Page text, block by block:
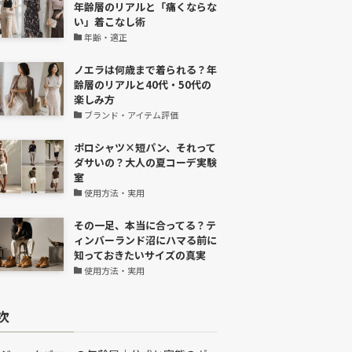
年齢層のリアルと「痛くならな
い」着こなし術
年齢・適正
ノエラは何歳まで着られる？年
齢層のリアルと40代・50代の
楽しみ方
ブランド・アイテム評価
ポロシャツ×短パン、それって
ダサいの？大人の夏コーデ実験
室
使用方法・実用
その一足、本当に合ってる？テ
ィンバーランド沼にハマる前に
知っておきたいサイズの真実
使用方法・実用